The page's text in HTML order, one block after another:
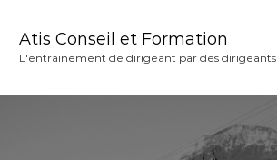
Atis Conseil et Formation
L'entrainement de dirigeant par des dirigeants